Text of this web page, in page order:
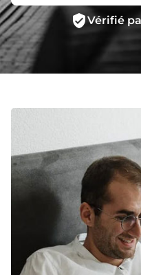
verified_userVérifié